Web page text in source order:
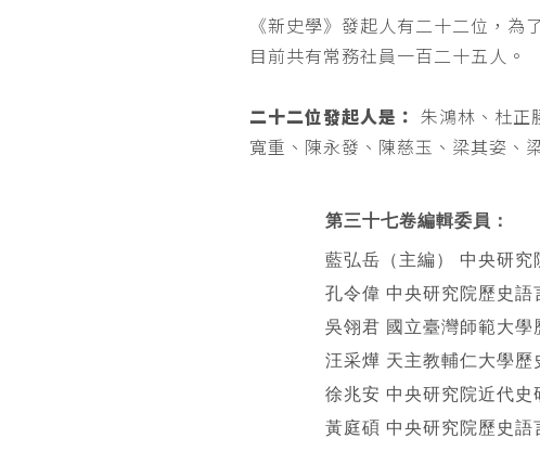
《新史學》發起人有二十二位，
目前共有常務社員一百二十五人。
二十二位發起人是：
朱鴻林、杜正
寬重、陳永發、陳慈玉、梁其姿、
第三十七卷編輯委員：
藍弘岳（主編） 中央研究
孔令偉 中央研究院歷史語
吳翎君 國立臺灣師範大學
汪采燁 天主教輔仁大學歷
徐兆安 中央研究院近代史
黃庭碩 中央研究院歷史語